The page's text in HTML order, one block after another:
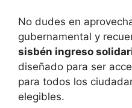
No dudes en
gubernamental y
sisbén ingreso
diseñado para ser
para todos los
elegibles.